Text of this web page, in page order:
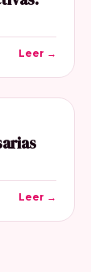
Leer →
Leer →